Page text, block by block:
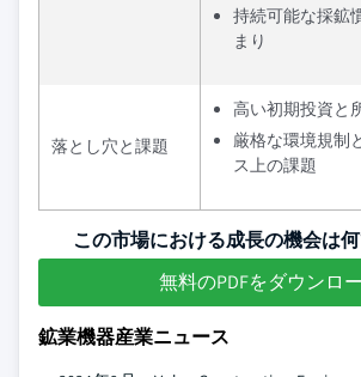
持続可能な採鉱
まり
落とし穴と課題
高い初期投資と
厳格な環境規制
ス上の課題
この市場における成長の機会は
無料のPDFをダウンロ
鉱業機器産業ニュース